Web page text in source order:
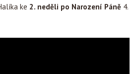
ke 2. neděli po Narození Páně 4.